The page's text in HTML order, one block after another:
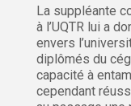
La suppléante
à l’UQTR lui a
envers
diplômés du
capacité à
cependant